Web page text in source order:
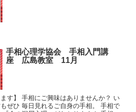
手相心理学協会 手相入門講
座 広島教室 11月
す】 手相にご興味はありませんか？ い
ぜひ 毎日見れるご自身の手相。 手相で